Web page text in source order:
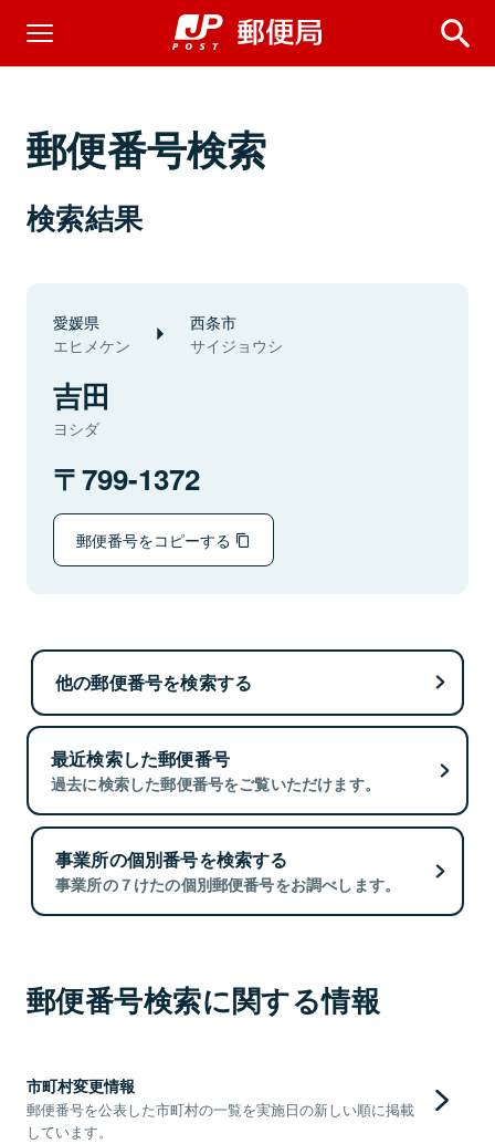
郵便番号検索
検索結果
愛媛県
エヒメケン
西条市
サイジョウシ
吉田
ヨシダ
799-1372
郵便番号をコピーする
他の郵便番号を検索する
最近検索した郵便番号
過去に検索した郵便番号をご覧いただけます。
事業所の個別番号を検索する
事業所の７けたの個別郵便番号をお調べします。
郵便番号検索に関する情報
市町村変更情報
郵便番号を公表した市町村の一覧を実施日の新しい順に掲載
しています。